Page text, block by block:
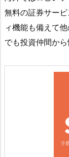
無料の証券サー
ィ機能も備えて
でも投資仲間か